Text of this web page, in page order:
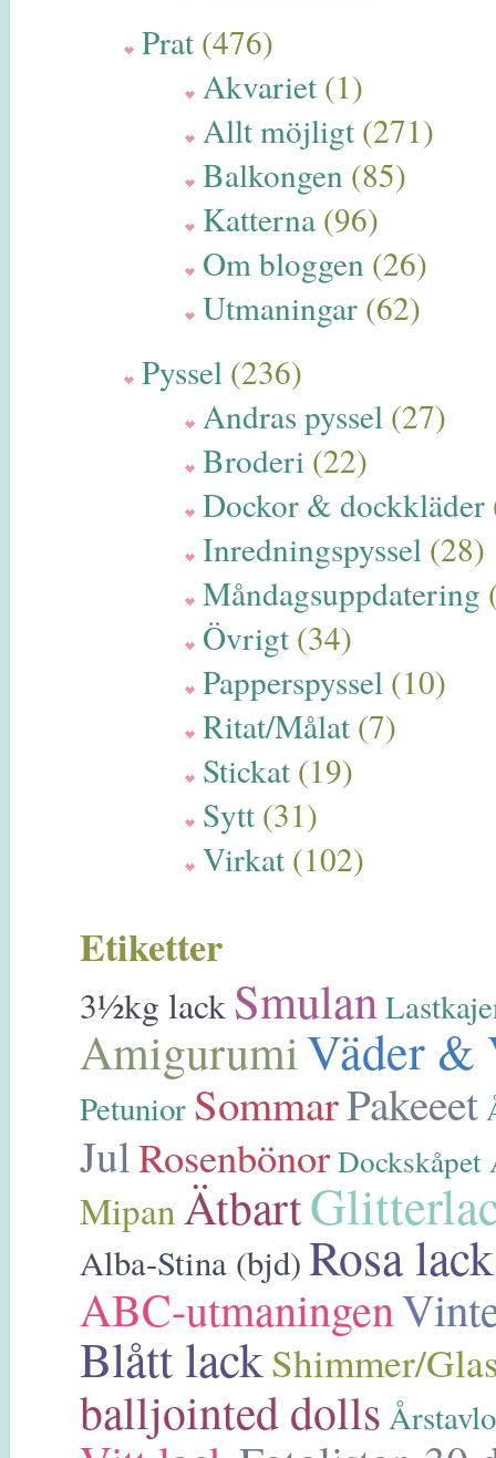
Prat(476)
Akvariet (1)
Allt möjligt (271)
Balkongen (85)
Katterna (96)
Om bloggen (26)
Utmaningar (62)
Pyssel (236)
Andras pyssel (27)
Broderi (22)
Dockor & dockkläder
Inredningspyssel (28)
Måndagsuppdatering
Övrigt (34)
Papperspyssel (10)
Ritat/Målat (7)
Stickat (19)
Sytt (31)
Virkat (102)
Etiketter
3½kg lack Smulan
AmigurumiVäder &
Petunior SommarPakeeet
JulRosenbönorDockskåpet
Mipan Ätbart
Alba-Stina (bjd)Rosa lack
ABC-utmaningen
Blått lackShimmer/
balljointed dolls